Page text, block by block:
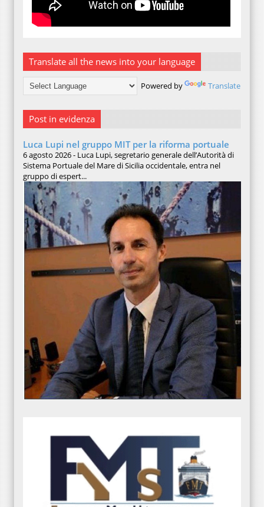
Translate all the news into your language
Powered by Translate
Post in evidenza
Luca Lupi nel gruppo MIT per la riforma portuale
6 agosto 2026 - Luca Lupi, segretario generale dell’Autorità di
Sistema Portuale del Mare di Sicilia occidentale, entra nel
gruppo di espert...